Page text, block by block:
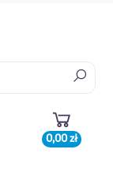
0,00 zł